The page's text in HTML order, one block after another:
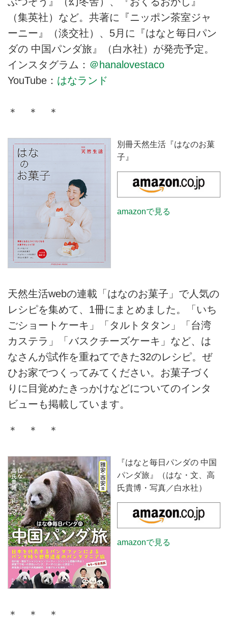
（集英社）など。共著に『ニッポン茶室ジャ
ーニー』（淡交社）、5月に『はなと毎日パン
ダの 中国パンダ旅』（白水社）が発売予定。
インスタグラム： ＠hanalovestaco
YouTube： はなランド
＊ ＊ ＊
別冊天然生活『はなのお菓
子』
amazonで見る
天然生活webの連載「はなのお菓子」で人気の
レシピを集めて、1冊にまとめました。「いち
ごショートケーキ」「タルトタタン」「台湾
カステラ」「バスクチーズケーキ」など、は
なさんが試作を重ねてできた32のレシピ。ぜ
ひお家でつくってみてください。お菓子づく
りに目覚めたきっかけなどについてのインタ
ビューも掲載しています。
＊ ＊ ＊
『はなと毎日パンダの 中国
パンダ旅』（はな・文、高
氏貴博・写真／白水社）
amazonで見る
＊ ＊ ＊